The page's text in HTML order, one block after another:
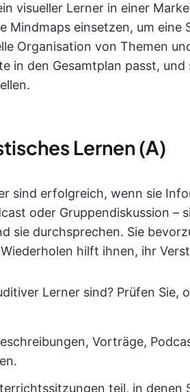
visueller Lerner in einer
Mindmaps einsetzen, um eine
Organisation von Themen
in den Gesamtplan passt,
Lernen (A)
sind erfolgreich, wenn sie
oder Gruppendiskussion –
sie durchsprechen. Sie
hilft ihnen, ihr
Lerner sind? Prüfen Sie,
Vorträge,
teil, in denen